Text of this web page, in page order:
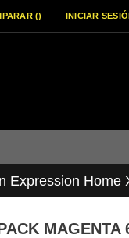
() INICIAR
Expression Home
MAGENTA